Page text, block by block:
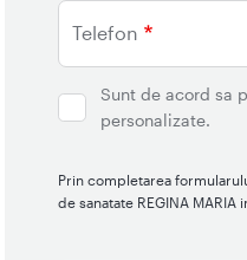
Telefon
Sunt de acord sa
personalizate.
Prin completarea
de sanatate REGINA